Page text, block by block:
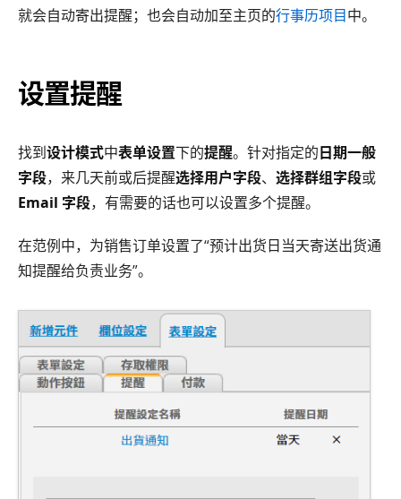
就会自动寄出提醒；也会自动加至主页的行事历项目中。
设置提醒
找到设计模式中表单设置下的提醒。针对指定的日期一般
字段，来几天前或后提醒选择用户字段、 选择群组字段或
Email 字段，有需要的话也可以设置多个提醒。
在范例中，为销售订单设置了“预计出货日当天寄送出货通
知提醒给负责业务”。